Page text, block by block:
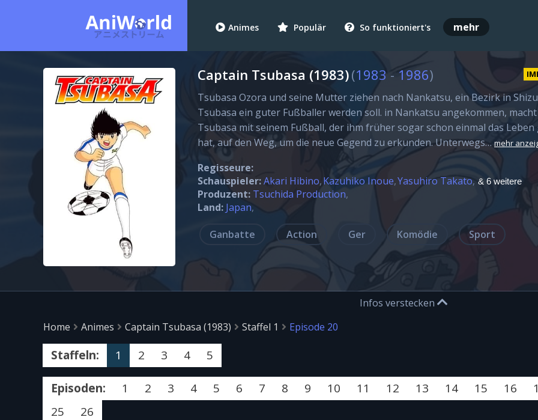
Animes Populär So funktioniert's mehr
Captain Tsubasa (1983)(1983 - 1986)
Tsubasa Ozora und seine Mutter ziehen nach Nankatsu, ein Bezirk in
Tsubasa ein guter Fußballer werden soll. in Nankatsu angekommen,
Tsubasa mit seinem Fußball, der ihm früher sogar schon einmal das
hat, auf den Weg, um die neue Gegend zu erkunden. Unterwegs… mehr
Regisseure:
Schauspieler:Akari Hibino Kazuhiko Inoue Yasuhiro Takato & 6 weitere
Produzent: Tsuchida Production
Land: Japan
Ganbatte Action Ger Komödie Sport
Infos verstecken
Home
Animes Captain Tsubasa (1983) Staffel 1 Episode 20
Staffeln: 1 2 3 4 5
Episoden: 1 2 3 4 5 6 7 8 9 10 11 12 13 14 15 16
25
26